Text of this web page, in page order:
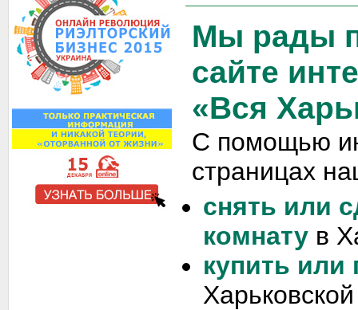
Мы рады
сайте
«Вся
С помощью
страницах
снять или
комнату в
купить или